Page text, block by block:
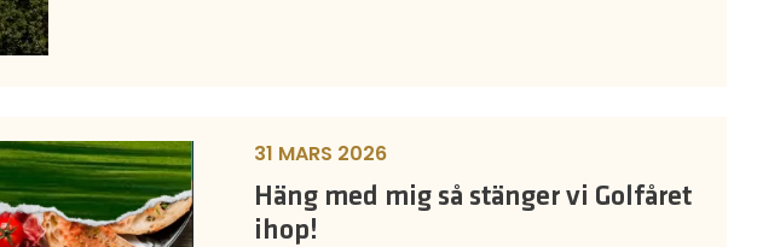
31 MARS 2026
Häng med mig så stänger vi Golfåret
ihop!